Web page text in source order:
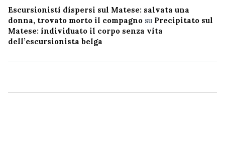
Escursionisti dispersi sul Matese: salvata una
donna, trovato morto il compagno su Precipitato sul
Matese: individuato il corpo senza vita
dell’escursionista belga